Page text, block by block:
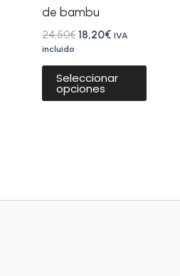
de bambu
24,50€ 18,20€ IVA
incluido
Seleccionar
opciones